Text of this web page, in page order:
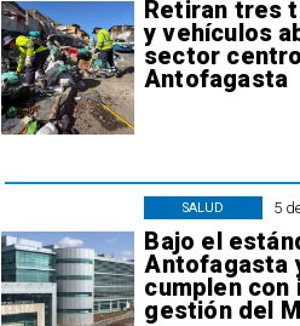
Retiran tres
y vehículos
sector
Antofagasta
5
Bajo el
Antofagasta
cumplen con
gestión del
SALUD